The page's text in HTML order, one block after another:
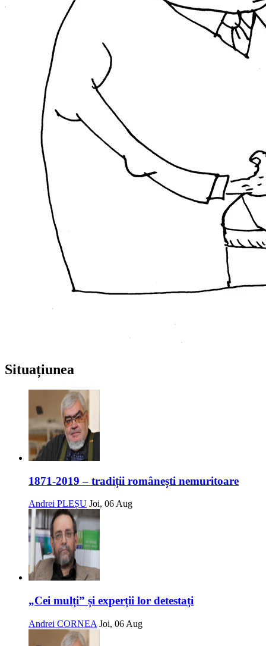
Situațiunea
1871-2019 – tradiții românești nemuritoare
Andrei PLEȘU Joi, 06 Aug
„Cei mulți” și experții lor detestați
Andrei CORNEA Joi, 06 Aug